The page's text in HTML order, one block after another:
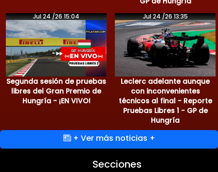
Jul 24 /26 15:04
Segunda sesión de pruebas
libres del Gran Premio de
Hungría - ¡EN VIVO!
Jul 24 /26 13:35
Leclerc adelante aunque
con inconvenientes
técnicos al final - Reporte
Pruebas Libres 1 - GP de
Hungría
+ Ver más noticias +
Secciones